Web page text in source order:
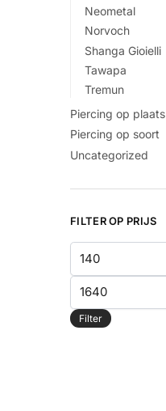
Neometal
Norvoch
Shanga Gioielli
Tawapa
Tremun
Piercing op plaats
Piercing op soort
Uncategorized
FILTER OP PRIJS
Min.
prijs
Max.
prijs
Filter